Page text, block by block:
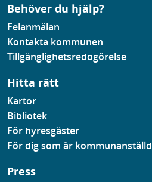
Behöver du hjälp?
Felanmälan
Kontakta kommunen
Tillgänglighetsredogörelse
Hitta rätt
Kartor
Bibliotek
För hyresgäster
För dig som är kommunanställd
Press